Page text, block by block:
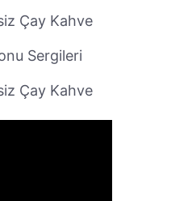
Çay Kahve
Sergileri
Çay Kahve